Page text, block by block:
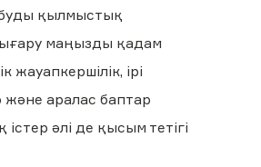
қылмыстық
маңызды қадам
жауапкершілік, ірі
аралас баптар
әлі де қысым тетігі